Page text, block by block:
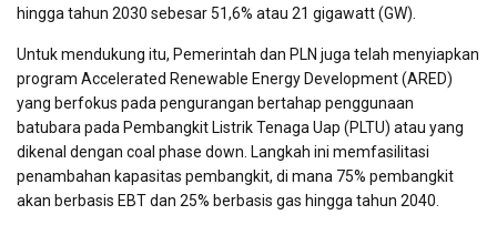
hingga tahun 2030 sebesar 51,6% atau 21 gigawatt (GW).
Untuk mendukung itu, Pemerintah dan PLN juga telah menyiapkan
program Accelerated Renewable Energy Development (ARED)
yang berfokus pada pengurangan bertahap penggunaan
batubara pada Pembangkit Listrik Tenaga Uap (PLTU) atau yang
dikenal dengan coal phase down. Langkah ini memfasilitasi
penambahan kapasitas pembangkit, di mana 75% pembangkit
akan berbasis EBT dan 25% berbasis gas hingga tahun 2040.